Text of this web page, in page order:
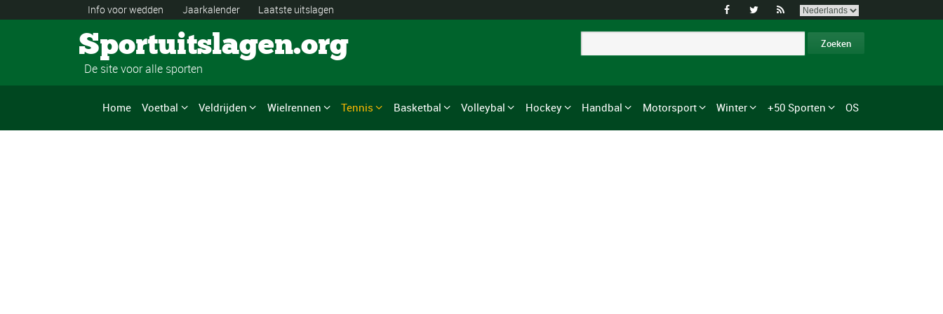
Info voor wedden Jaarkalender Laatste uitslagen   
Sportuitslagen.org
De site voor alle sporten
Home Voetbal Veldrijden Wielrennen Tennis Basketbal Volleybal Hockey Handbal Motorsport Winter +50 Sporten OS